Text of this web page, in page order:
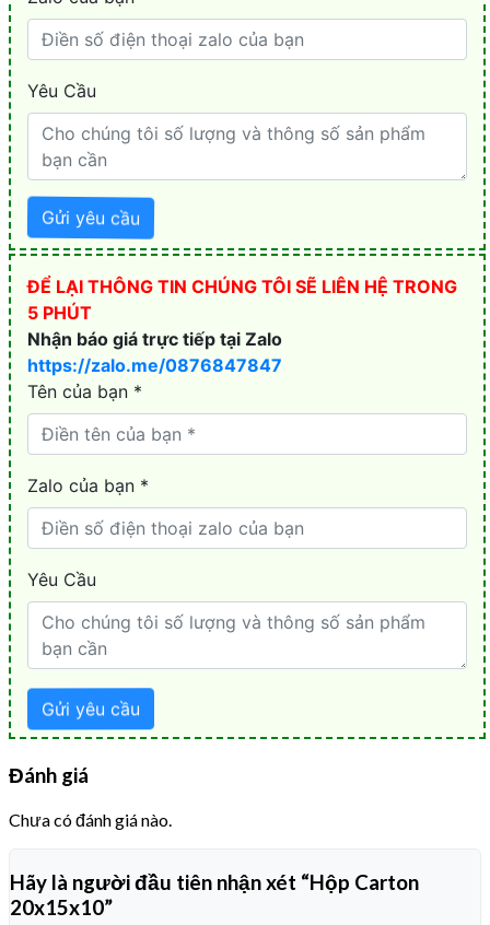
Đánh giá
Chưa có đánh giá nào.
Hãy là người đầu tiên nhận xét “Hộp Carton
20x15x10”